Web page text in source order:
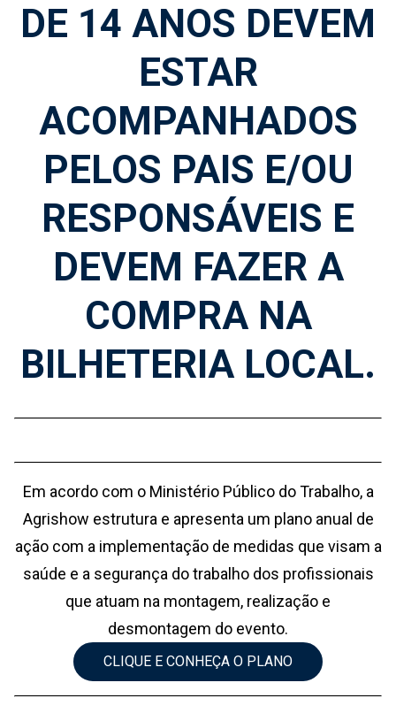
DE 14 ANOS DEVEM
ESTAR
ACOMPANHADOS
PELOS PAIS E/OU
RESPONSÁVEIS E
DEVEM FAZER A
COMPRA NA
BILHETERIA LOCAL.
Em acordo com o Ministério Público do Trabalho, a
Agrishow estrutura e apresenta um plano anual de
ação com a implementação de medidas que visam a
saúde e a segurança do trabalho dos profissionais
que atuam na montagem, realização e
desmontagem do evento.
CLIQUE E CONHEÇA O PLANO